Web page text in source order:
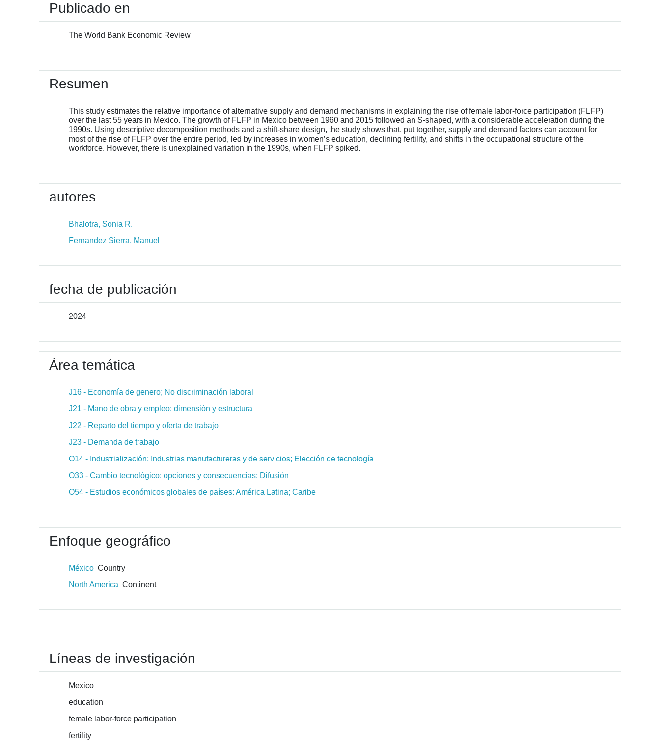
Publicado en
The World Bank Economic Review
Resumen
This study estimates the relative importance of alternative supply and demand mechanisms in explaining the rise of female labor-force participation (FLFP)
over the last 55 years in Mexico. The growth of FLFP in Mexico between 1960 and 2015 followed an S-shaped, with a considerable acceleration during the
1990s. Using descriptive decomposition methods and a shift-share design, the study shows that, put together, supply and demand factors can account for
most of the rise of FLFP over the entire period, led by increases in women’s education, declining fertility, and shifts in the occupational structure of the
workforce. However, there is unexplained variation in the 1990s, when FLFP spiked.
autores
Bhalotra, Sonia R.
Fernandez Sierra, Manuel
fecha de publicación
2024
Área temática
J16 - Economía de genero; No discriminación laboral
J21 - Mano de obra y empleo: dimensión y estructura
J22 - Reparto del tiempo y oferta de trabajo
J23 - Demanda de trabajo
O14 - Industrialización; Industrias manufactureras y de servicios; Elección de tecnología
O33 - Cambio tecnológico: opciones y consecuencias; Difusión
O54 - Estudios económicos globales de países: América Latina; Caribe
Enfoque geográfico
México Country
North America Continent
Líneas de investigación
Mexico
education
female labor-force participation
fertility